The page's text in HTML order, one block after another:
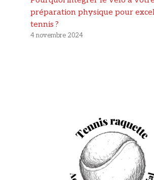
préparation physique pour
tennis ?
4 novembre 2024